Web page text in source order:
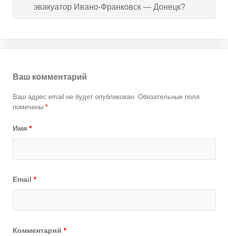
эвакуатор Ивано-Франковск — Донецк?
Ваш комментарий
Ваш адрес email не будет опубликован. Обязательные поля
помечены *
Имя *
Email *
Комментарий *